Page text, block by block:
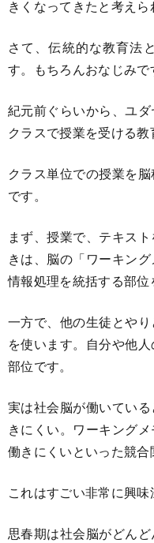
きくなってきたと考えら
さて、伝統的な教育法
す。もちろんおなじみで
紀元前ぐらいから、ユ
クラスで授業を受ける教
クラス単位での授業を
です。
まず、授業で、テキス
きは、脳の「ワーキン
情報処理を統括する部位
一方で、他の生徒とや
を使います。自分や他
部位です。
実は社会脳が働いてい
きにくい。ワーキング
働きにくいといった競合
これはすごい非常に興味
思春期は社会脳がどん